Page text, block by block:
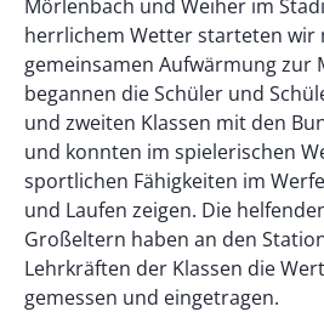
Mörlenbach und Weiher im
herrlichem Wetter starteten wir
gemeinsamen Aufwärmung zur
begannen die Schüler und
und zweiten Klassen mit den
und konnten im spielerischen
sportlichen Fähigkeiten im
und Laufen zeigen. Die
Großeltern haben an den
Lehrkräften der Klassen die
gemessen und eingetragen.